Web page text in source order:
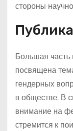
стороны
Большая
посвящена
гендерных
в обществе. В
внимание на
стремится к